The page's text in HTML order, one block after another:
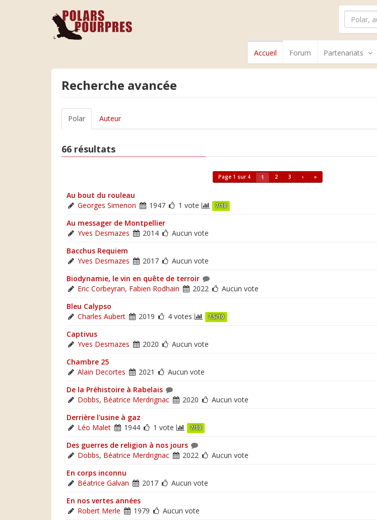
Accueil Forum Partenariats
Recherche avancée
Polar Auteur
66 résultats
Page 1 sur 4 1 2 3 › »
Au bout du rouleau
Georges Simenon
1947 1 vote 7/10
Au messager de Montpellier
Yves Desmazes
2014
Aucun vote
Bacchus Requiem
Yves Desmazes
2017
Aucun vote
Biodynamie, le vin en quête de terroir
Eric Corbeyran, Fabien Rodhain 2022
Aucun vote
Bleu Calypso
Charles Aubert
2019 4 votes 7.5/10
Captivus
Yves Desmazes
2020
Aucun vote
Chambre 25
Alain Decortes
2021
Aucun vote
De la Préhistoire à Rabelais
Dobbs, Béatrice Merdrignac 2020
Aucun vote
Derrière l'usine à gaz
Léo Malet
1944 1 vote 7/10
Des guerres de religion à nos jours
Dobbs, Béatrice Merdrignac 2022
Aucun vote
En corps inconnu
Béatrice Galvan
2017
Aucun vote
En nos vertes années
Robert Merle
1979
Aucun vote